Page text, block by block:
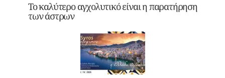
Το καλύτερο αγχολυτικό είναι η παρατήρηση
των άστρων